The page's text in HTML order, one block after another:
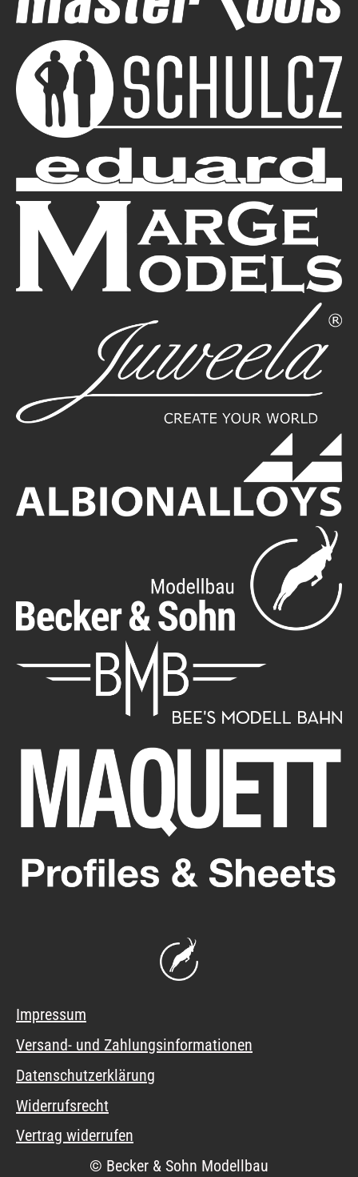
Impressum
Versand- und Zahlungsinformationen
Datenschutzerklärung
Widerrufsrecht
Vertrag widerrufen
© Becker & Sohn Modellbau